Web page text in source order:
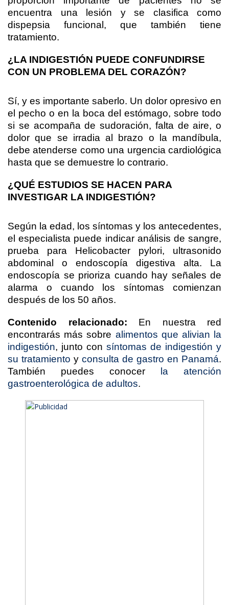
encuentra una lesión y se clasifica como
dispepsia funcional, que también tiene
tratamiento.
¿LA INDIGESTIÓN PUEDE CONFUNDIRSE
CON UN PROBLEMA DEL CORAZÓN?
Sí, y es importante saberlo. Un dolor opresivo en
el pecho o en la boca del estómago, sobre todo
si se acompaña de sudoración, falta de aire, o
dolor que se irradia al brazo o la mandíbula,
debe atenderse como una urgencia cardiológica
hasta que se demuestre lo contrario.
¿QUÉ ESTUDIOS SE HACEN PARA
INVESTIGAR LA INDIGESTIÓN?
Según la edad, los síntomas y los antecedentes,
el especialista puede indicar análisis de sangre,
prueba para Helicobacter pylori, ultrasonido
abdominal o endoscopía digestiva alta. La
endoscopía se prioriza cuando hay señales de
alarma o cuando los síntomas comienzan
después de los 50 años.
Contenido relacionado: En nuestra red
encontrarás más sobre alimentos que alivian la
indigestión, junto con síntomas de indigestión y
su tratamiento y consulta de gastro en Panamá.
También puedes conocer
la atención
gastroenterológica de adultos.